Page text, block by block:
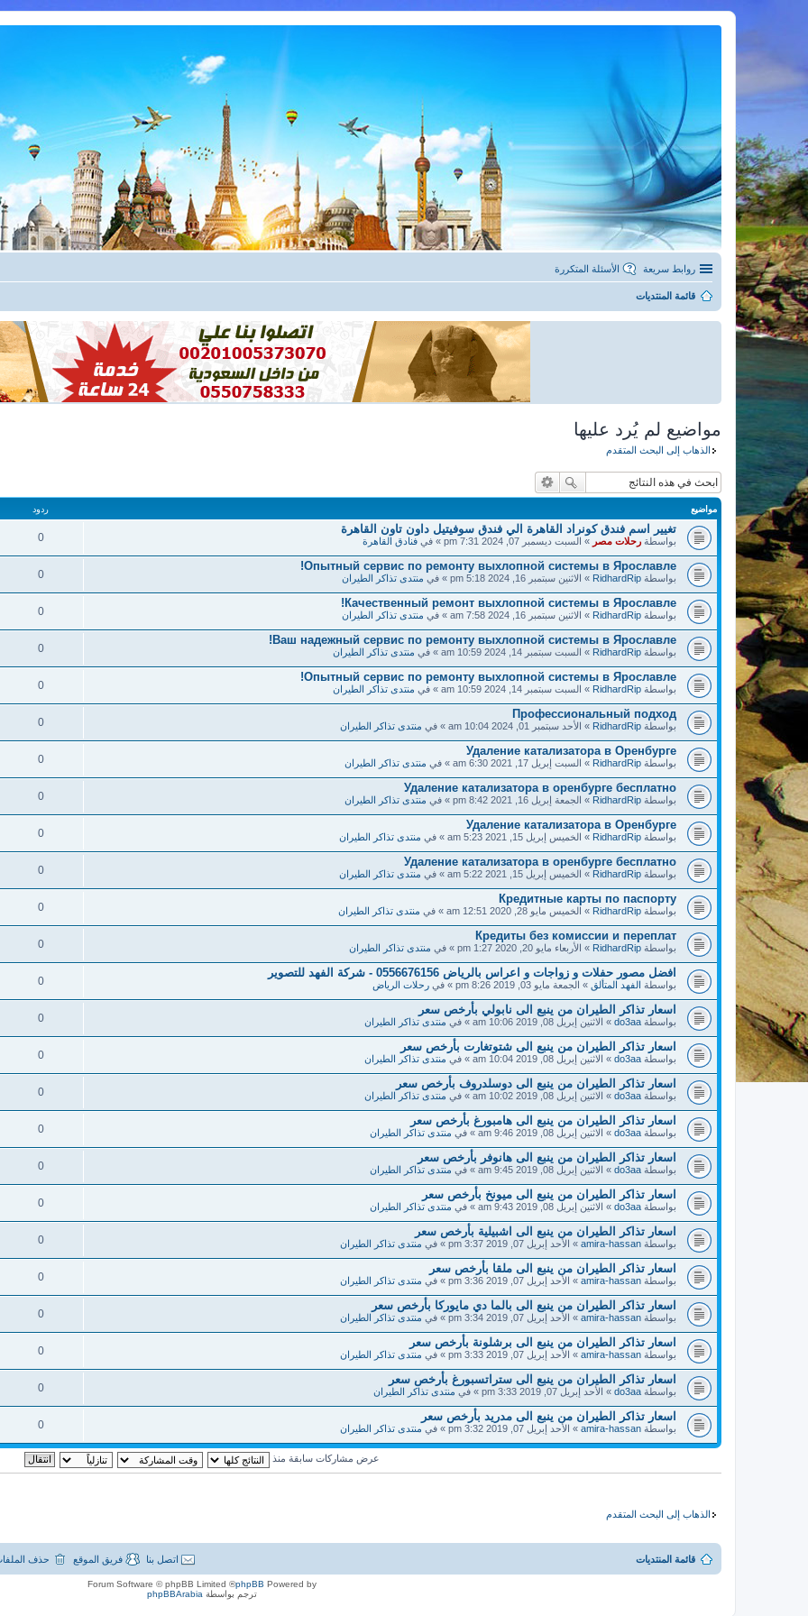
روابط سريعة الأسئلة المتكررة
قائمة المنتديات
مواضيع لم يُرد عليها
الذهاب إلى البحث المتقدم
مواضيع ردود
تغيير اسم فندق كونراد القاهرة الي فندق سوفيتيل داون تاون القاهرة
بواسطة رحلات مصر » السبت ديسمبر 07, 2024 7:31 pm » في فنادق القاهرة 0
Опытный сервис по ремонту выхлопной системы в Ярославле!
بواسطة RidhardRip » الاثنين سبتمبر 16, 2024 5:18 pm » في منتدى تذاكر الطيران 0
Качественный ремонт выхлопной системы в Ярославле!
بواسطة RidhardRip » الاثنين سبتمبر 16, 2024 7:58 am » في منتدى تذاكر الطيران 0
Ваш надежный сервис по ремонту выхлопной системы в Ярославле!
بواسطة RidhardRip » السبت سبتمبر 14, 2024 10:59 am » في منتدى تذاكر الطيران 0
Опытный сервис по ремонту выхлопной системы в Ярославле!
بواسطة RidhardRip » السبت سبتمبر 14, 2024 10:59 am » في منتدى تذاكر الطيران 0
Профессиональный подход
بواسطة RidhardRip » الأحد سبتمبر 01, 2024 10:04 am » في منتدى تذاكر الطيران 0
Удаление катализатора в Оренбурге
بواسطة RidhardRip » السبت إبريل 17, 2021 6:30 am » في منتدى تذاكر الطيران 0
Удаление катализатора в оренбурге бесплатно
بواسطة RidhardRip » الجمعة إبريل 16, 2021 8:42 pm » في منتدى تذاكر الطيران 0
Удаление катализатора в Оренбурге
بواسطة RidhardRip » الخميس إبريل 15, 2021 5:23 am » في منتدى تذاكر الطيران 0
Удаление катализатора в оренбурге бесплатно
بواسطة RidhardRip » الخميس إبريل 15, 2021 5:22 am » في منتدى تذاكر الطيران 0
Кредитные карты по паспорту
بواسطة RidhardRip » الخميس مايو 28, 2020 12:51 am » في منتدى تذاكر الطيران 0
Кредиты без комиссии и переплат
بواسطة RidhardRip » الأربعاء مايو 20, 2020 1:27 pm » في منتدى تذاكر الطيران 0
افضل مصور حفلات و زواجات و اعراس بالرياض 0556676156 - شركة الفهد للتصوير
بواسطة الفهد المتألق » الجمعة مايو 03, 2019 8:26 pm » في رحلات الرياض 0
اسعار تذاكر الطيران من ينبع الى نابولي بأرخص سعر
بواسطة do3aa » الاثنين إبريل 08, 2019 10:06 am » في منتدى تذاكر الطيران 0
اسعار تذاكر الطيران من ينبع الى شتوتغارت بأرخص سعر
بواسطة do3aa » الاثنين إبريل 08, 2019 10:04 am » في منتدى تذاكر الطيران 0
اسعار تذاكر الطيران من ينبع الى دوسلدروف بأرخص سعر
بواسطة do3aa » الاثنين إبريل 08, 2019 10:02 am » في منتدى تذاكر الطيران 0
اسعار تذاكر الطيران من ينبع الى هامبورغ بأرخص سعر
بواسطة do3aa » الاثنين إبريل 08, 2019 9:46 am » في منتدى تذاكر الطيران 0
اسعار تذاكر الطيران من ينبع الى هانوفر بأرخص سعر
بواسطة do3aa » الاثنين إبريل 08, 2019 9:45 am » في منتدى تذاكر الطيران 0
اسعار تذاكر الطيران من ينبع الى ميونخ بأرخص سعر
بواسطة do3aa » الاثنين إبريل 08, 2019 9:43 am » في منتدى تذاكر الطيران 0
اسعار تذاكر الطيران من ينبع الى اشبيلية بأرخص سعر
بواسطة amira-hassan » الأحد إبريل 07, 2019 3:37 pm » في منتدى تذاكر الطيران 0
اسعار تذاكر الطيران من ينبع الى ملقا بأرخص سعر
بواسطة amira-hassan » الأحد إبريل 07, 2019 3:36 pm » في منتدى تذاكر الطيران 0
اسعار تذاكر الطيران من ينبع الى بالما دي مايوركا بأرخص سعر
بواسطة amira-hassan » الأحد إبريل 07, 2019 3:34 pm » في منتدى تذاكر الطيران 0
اسعار تذاكر الطيران من ينبع الى برشلونة بأرخص سعر
بواسطة amira-hassan » الأحد إبريل 07, 2019 3:33 pm » في منتدى تذاكر الطيران 0
اسعار تذاكر الطيران من ينبع الى ستراتسبورغ بأرخص سعر
بواسطة do3aa » الأحد إبريل 07, 2019 3:33 pm » في منتدى تذاكر الطيران 0
اسعار تذاكر الطيران من ينبع الى مدريد بأرخص سعر
بواسطة amira-hassan » الأحد إبريل 07, 2019 3:32 pm » في منتدى تذاكر الطيران 0
عرض مشاركات سابقة منذ
الذهاب إلى البحث المتقدم
قائمة المنتديات حذف فريق الموقع اتصل بنا
Powered by
phpBB
® Forum Software © phpBB Limited
ترجم بواسطة phpBBArabia